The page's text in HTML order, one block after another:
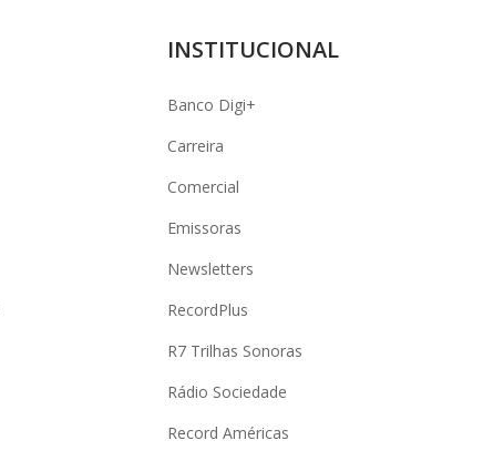
INSTITUCIONAL
Banco Digi+
Carreira
Comercial
Emissoras
Newsletters
RecordPlus
R7 Trilhas Sonoras
Rádio Sociedade
Record Américas